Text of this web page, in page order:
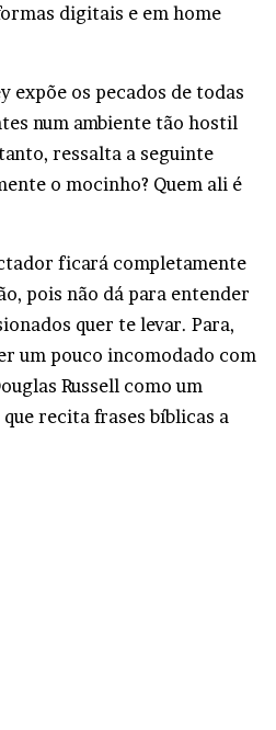
digitais e em home
expõe os pecados de todas
num ambiente tão hostil
ressalta a seguinte
o mocinho? Quem ali é
ficará completamente
pois não dá para entender
quer te levar. Para,
um pouco incomodado com
Russell como um
recita frases bíblicas a